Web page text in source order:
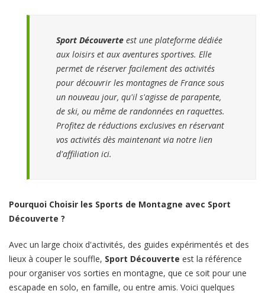
Sport Découverte est une plateforme dédiée
aux loisirs et aux aventures sportives. Elle
permet de réserver facilement des activités
pour découvrir les montagnes de France sous
un nouveau jour, qu'il s'agisse de parapente,
de ski, ou même de randonnées en raquettes.
Profitez de réductions exclusives en réservant
vos activités dès maintenant via notre lien
d'affiliation ici.
Pourquoi Choisir les Sports de Montagne avec Sport
Découverte ?
Avec un large choix d'activités, des guides expérimentés et des
lieux à couper le souffle, Sport Découverte est la référence
pour organiser vos sorties en montagne, que ce soit pour une
escapade en solo, en famille, ou entre amis. Voici quelques